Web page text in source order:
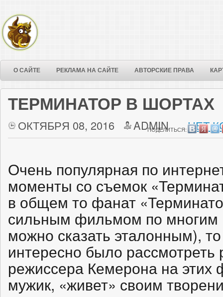
О САЙТЕ РЕКЛАМА НА САЙТЕ АВТОРСКИЕ ПРАВА
ТЕРМИНАТОР В ШОРТАХ
ОКТЯБРЯ 08, 2016 ADMIN НЕТ
ПОДЕЛИТЬСЯ:
Очень популярная по
моменты со съемок
в общем то фанат
сильным фильмом по многим
можно сказать эталонным),
интересно было рассмотреть
режиссера Кемерона на
мужик, «живет» своим